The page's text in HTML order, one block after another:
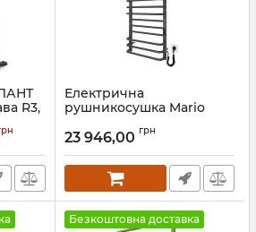
R3,
Електрична
рушникосушка Mario
1100х500/170 TR К графіт
Артикул:2.2.1410.03.P-GR
23 946,00 грн
Безкоштовна доставка